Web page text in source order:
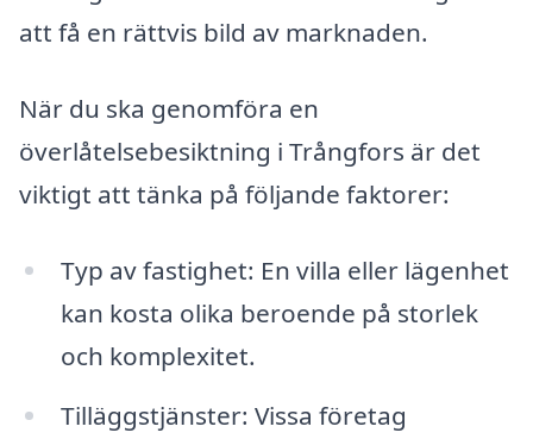
att få en rättvis bild av marknaden.
När du ska genomföra en
överlåtelsebesiktning i Trångfors är det
viktigt att tänka på följande faktorer:
Typ av fastighet: En villa eller lägenhet
kan kosta olika beroende på storlek
och komplexitet.
Tilläggstjänster: Vissa företag